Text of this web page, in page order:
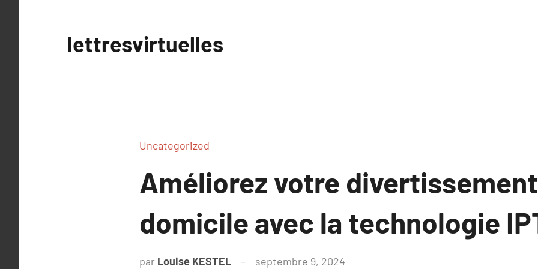
lettresvirtuelles
Uncategorized
Améliorez votre
domicile avec la technologie
par Louise KESTEL septembre 9, 2024